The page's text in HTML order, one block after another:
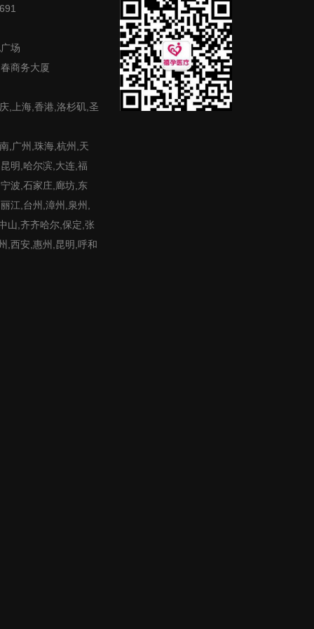
场
商务大厦
,上海,香港,洛杉矶,圣
,广州,珠海,杭州,天
明,哈尔滨,大连,福
波,石家庄,廊坊,东
江,台州,漳州,泉州,
山,齐齐哈尔,保定,张
,西安,惠州,昆明,呼和